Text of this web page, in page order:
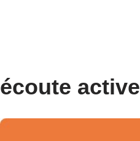
écoute active